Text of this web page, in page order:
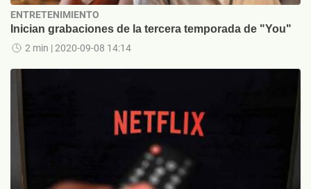
ENTRETENIMIENTO
Inician grabaciones de la tercera temporada de "You"
2 min | 2020-09-08 14:14